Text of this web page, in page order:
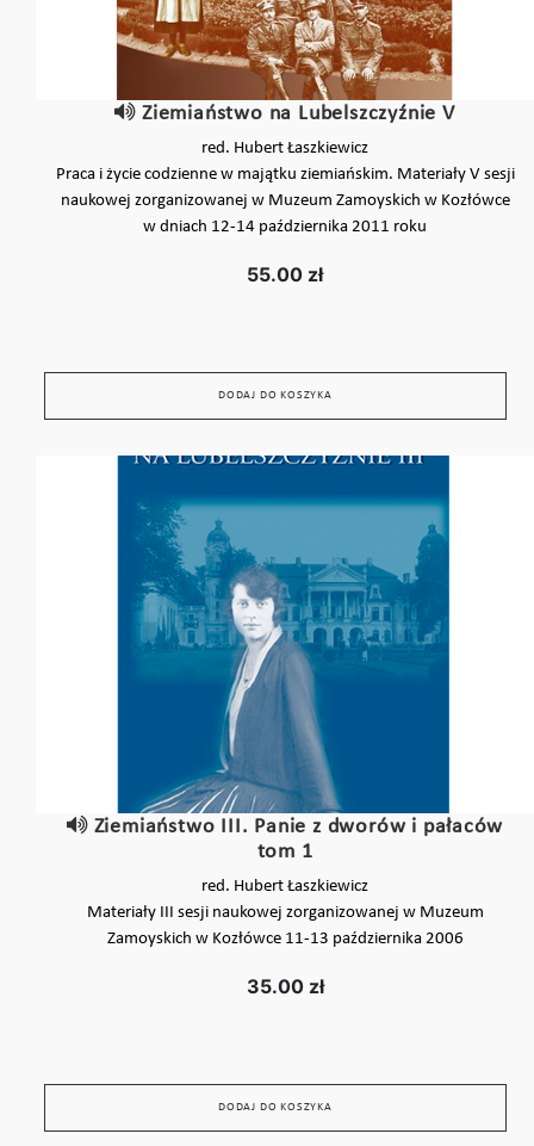
Ziemiaństwo na Lubelszczyźnie V
red. Hubert Łaszkiewicz
Praca i życie codzienne w majątku ziemiańskim. Materiały V sesji
naukowej zorganizowanej w Muzeum Zamoyskich w Kozłówce
w dniach 12-14 października 2011 roku
55.00 zł
DODAJ DO KOSZYKA
Ziemiaństwo III. Panie z dworów i pałaców
tom 1
red. Hubert Łaszkiewicz
Materiały III sesji naukowej zorganizowanej w Muzeum
Zamoyskich w Kozłówce 11-13 października 2006
35.00 zł
DODAJ DO KOSZYKA